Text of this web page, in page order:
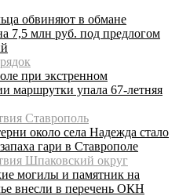
обвиняют в обмане
7,5 млн руб. под предлогом
при экстренном
маршрутки упала 67-летняя
Ставрополь
около села Надежда стало
гари в Ставрополе
Шпаковский округ
могилы и памятник на
внесли в перечень ОКН